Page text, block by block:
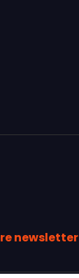
newsletter